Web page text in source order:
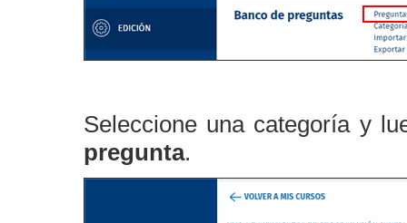
Seleccione una categoría y
pregunta.